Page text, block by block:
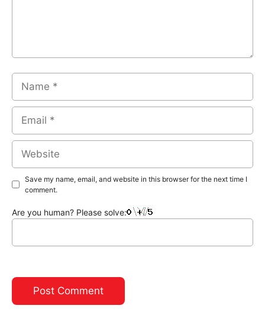
Name
Email
Website
Save my name, email, and website in this browser for the next time I
comment.
Are you human? Please solve: